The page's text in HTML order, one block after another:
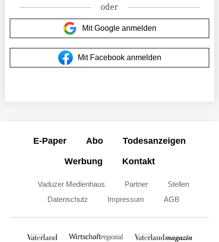
oder
Mit Google anmelden
Mit Facebook anmelden
E-Paper Abo Todesanzeigen
Werbung Kontakt
Vaduzer Medienhaus Partner
Stellen
Datenschutz
Impressum AGB